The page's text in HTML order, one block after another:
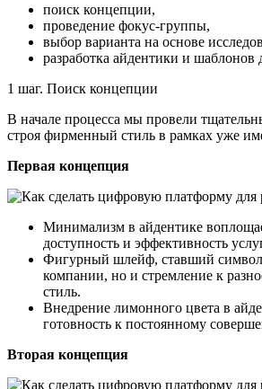
поиск концепции,
проведение фокус-группы,
выбор варианта на основе
разработка айдентики и шаблонов
1 шаг. Поиск концепции
В начале процесса мы провели
строя фирменный стиль в рамках уже
Первая концепция
Минимализм в айдентике
доступность и эффективность
Фигурный шлейф, ставший
компании, но и стремление к
стиль.
Внедрение лимонного цвета в
готовность к постоянному
Вторая концепция